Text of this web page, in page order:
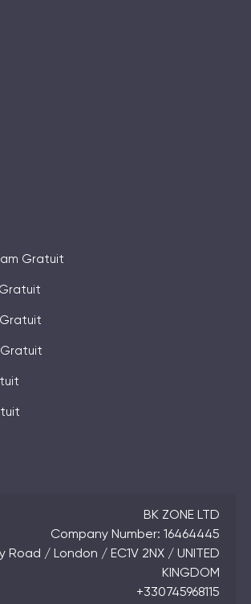
Gratuit
Gratuit
Gratuit
BK ZONE LTD
Company Number: 16464445
Road / London / EC1V 2NX / UNITED
KINGDOM
+330745968115